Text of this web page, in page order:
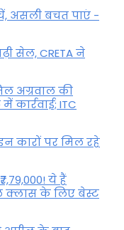
असली बचत पाएं -
सेल, CRETA ने
अग्रवाल की
ITC
कारों पर मिल रहे
ये हैं
क्लास के लिए बेस्ट